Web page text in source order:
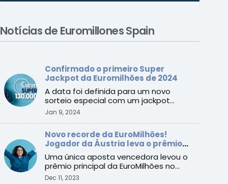
Notícias de Euromillones Spain
Confirmado o primeiro Super
Jackpot da Euromilhões de 2024
A data foi definida para um novo
sorteio especial com um jackpot
mínimo garantido de €130 milhões.
Jan 9, 2024
Novo recorde da EuroMilhões!
Jogador da Áustria leva o prêmio
principal de 240 milhões
Uma única aposta vencedora levou o
prêmio principal da EuroMilhões no
sorteio de sexta-feira, es ...
Dec 11, 2023